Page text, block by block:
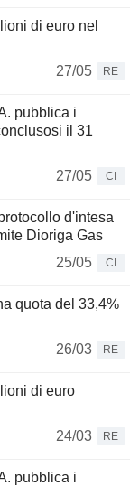
di euro nel
27/05
RE
pubblica i
il 31
27/05
CI
d'intesa
Dioriga Gas
25/05
CI
quota del 33,4%
26/03
RE
di euro
24/03
RE
pubblica i